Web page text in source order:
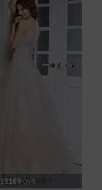
19160 руб.